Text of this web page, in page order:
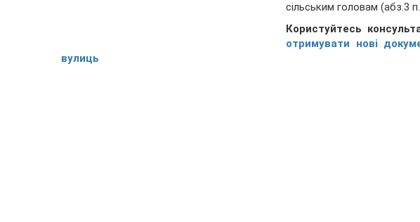
сільським головам (абз.3
Користуйтесь
отримувати нові
вулиць